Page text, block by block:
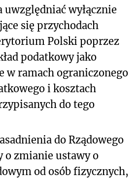
uwzględniać wyłącznie
się przychodach
Polski poprzez
podatkowy jako
w ramach ograniczonego
i kosztach
do tego
do Rządowego
o zmianie ustawy o
od osób fizycznych,